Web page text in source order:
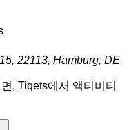
22113, Hamburg, DE
, Tiqets에서 액티비티